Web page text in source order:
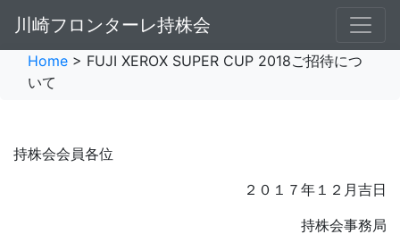
川崎フロンターレ持株会
Home > FUJI XEROX SUPER CUP 2018ご招待につ
いて
持株会会員各位
２０１７年１２月吉日
持株会事務局